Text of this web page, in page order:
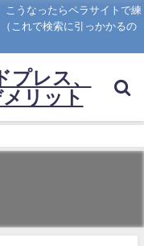
こうなったらペラサイトで練
これで検索に引っかかるの
プレス、
リット